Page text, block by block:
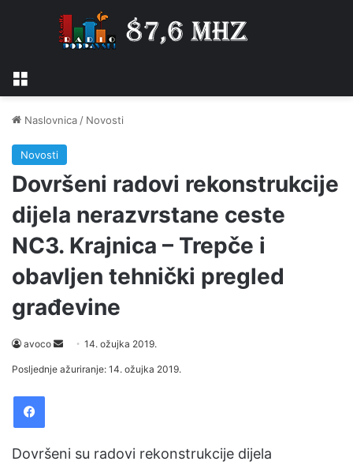
Izbornik
Naslovnica / Novosti
Novosti
Dovršeni radovi rekonstrukcije
dijela nerazvrstane ceste
NC3. Krajnica – Trepče i
obavljen tehnički pregled
građevine
avoco
Send
an
14. ožujka 2019.
Posljednje ažuriranje: 14. ožujka 2019.
Facebook
Dovršeni su radovi rekonstrukcije dijela